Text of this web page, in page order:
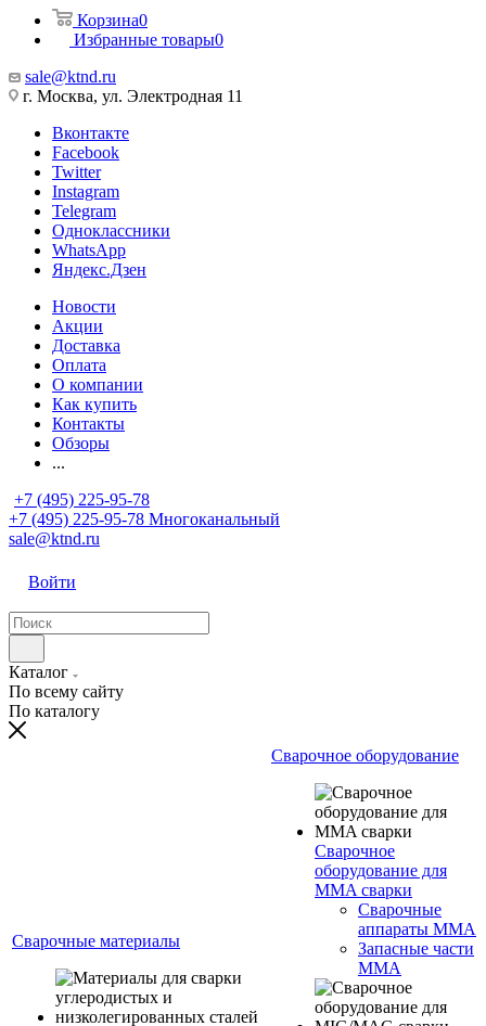
Корзина0
Избранные товары0
sale@ktnd.ru
г. Москва, ул. Электродная 11
Вконтакте
Facebook
Twitter
Instagram
Telegram
Одноклассники
WhatsApp
Яндекс.Дзен
Новости
Акции
Доставка
Оплата
О компании
Как купить
Контакты
Обзоры
...
+7 (495) 225-95-78
+7 (495) 225-95-78 Многоканальный
sale@ktnd.ru
Войти
Каталог
По всему сайту
По каталогу
Сварочные материалы
Сварочное оборудование
Сварочное
оборудование для
MMA сварки
Сварочные
аппараты MMA
Запасные части
MMA